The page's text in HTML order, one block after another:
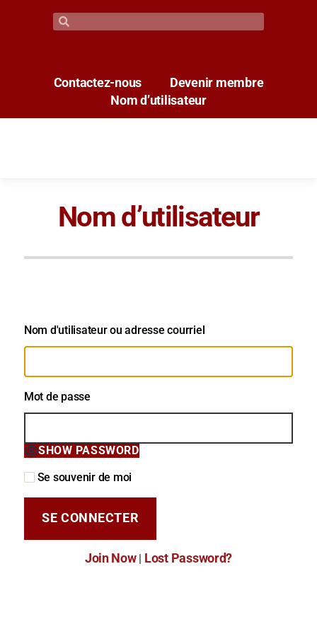
Contactez-nous
Devenir membre
Nom d’utilisateur
Nom d’utilisateur
Nom d'utilisateur ou adresse courriel
Mot de passe
SHOW PASSWORD
Se souvenir de moi
Join Now| Lost Password?